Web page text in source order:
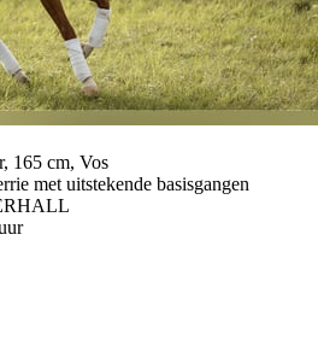
165 cm, Vos
met uitstekende basisgangen